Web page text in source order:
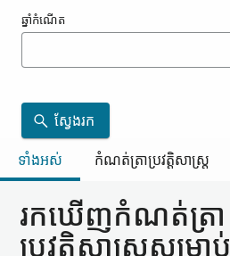
ឆ្នាំ​កំណើត
ស្វែងរក
ទាំងអស់
កំណត់ត្រា​ប្រវត្តិសាស្ត្រ
រកឃើញ​កំណត់ត្រា​
ប្រវត្តិសាស្ត្រ​សម្រាប់